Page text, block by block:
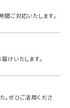
間ご対応いたします。
届けいたします。
。ぜひご活用くださ